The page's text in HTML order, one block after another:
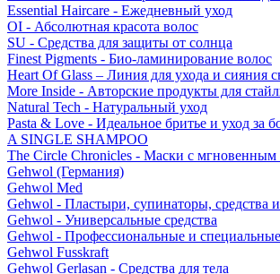
Essential Haircare - Eжедневный уход
OI - Абсолютная красота волос
SU - Средства для защиты от солнца
Finest Pigments - Био-ламинирование волос
Heart Of Glass – Линия для ухода и сияния
More Inside - Авторские продукты для
Natural Tech - Натуральный уход
Pasta & Love - Идеальное бритье и уход за
A SINGLE SHAMPOO
The Circle Chronicles - Маски с мгновенным
Gehwol (Германия)
Gehwol Med
Gehwol - Пластыри, супинаторы, средства
Gehwol - Универсальные средства
Gehwol - Профессиональные и специальные
Gehwol Fusskraft
Gehwol Gerlasan - Средства для тела